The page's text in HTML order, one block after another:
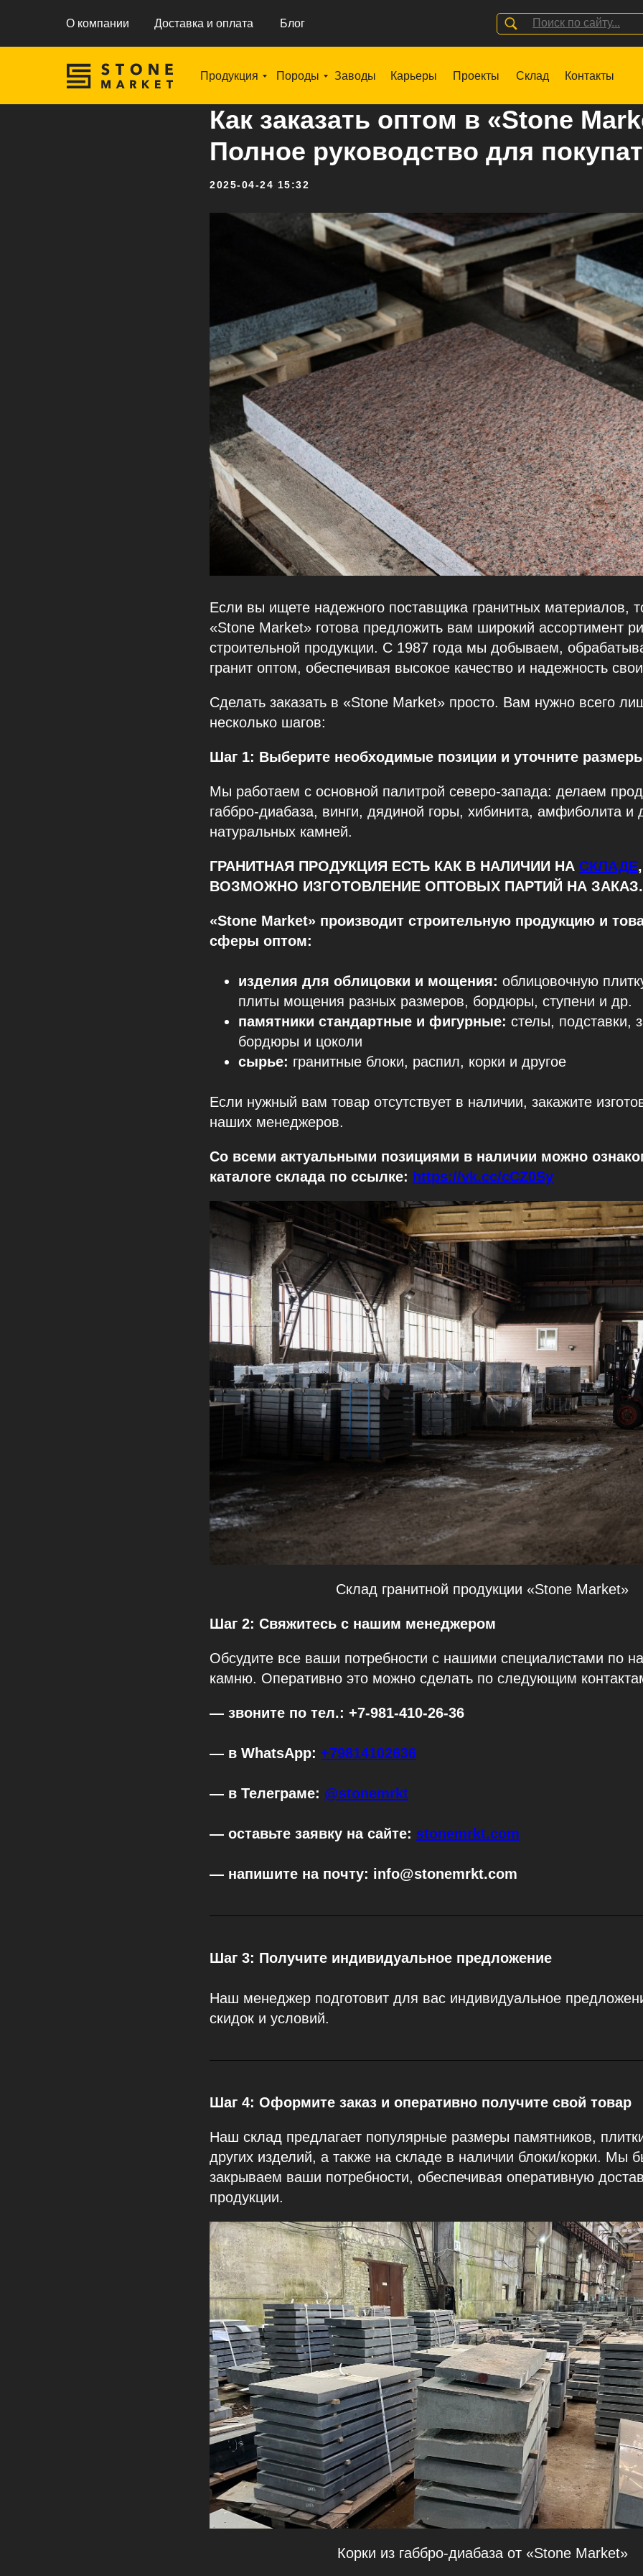
Продукция Породы Заводы Карьеры Склад
Проекты Контакты
Поиск по сайту...
О компании Доставка и оплата Блог
Как заказать оптом в «Stone
Полное руководство для
2025-04-24 15:32
Если вы ищете надежного поставщика гранитных материалов,
«Stone Market» готова предложить вам широкий ассортимент
строительной продукции. С 1987 года мы добываем,
гранит оптом, обеспечивая высокое качество и надежность
Сделать заказать в «Stone Market» просто. Вам нужно всего
несколько шагов:
Шаг 1: Выберите необходимые позиции и уточните
Мы работаем с основной палитрой северо-запада: делаем
габбро-диабаза, винги, дядиной горы, хибинита, амфиболита и
натуральных камней.
ГРАНИТНАЯ ПРОДУКЦИЯ ЕСТЬ КАК В НАЛИЧИИ НА СКЛАДЕ
ВОЗМОЖНО ИЗГОТОВЛЕНИЕ ОПТОВЫХ ПАРТИЙ НА ЗАКАЗ.
«Stone Market» производит строительную продукцию и
сферы оптом:
изделия для облицовки и мощения: облицовочную
плиты мощения разных размеров, бордюры, ступени и др.
памятники стандартные и фигурные: стелы, подставки,
бордюры и цоколи
сырье: гранитные блоки, распил, корки и другое
Если нужный вам товар отсутствует в наличии, закажите
наших менеджеров.
Со всеми актуальными позициями в наличии можно
каталоге склада по ссылке: https://vk.cc/cCZ0Sy
Склад гранитной продукции «Stone Market»
Шаг 2: Свяжитесь с нашим менеджером
Обсудите все ваши потребности с нашими специалистами по
камню. Оперативно это можно сделать по следующим
— звоните по тел.: +7-981-410-26-36
— в WhatsApp: +79814102636
— в Телеграме: @stonemrkt
— оставьте заявку на сайте: stonemrkt.com
— напишите на почту: info@stonemrkt.com
Шаг 3: Получите индивидуальное предложение
Наш менеджер подготовит для вас индивидуальное
скидок и условий.
Шаг 4: Оформите заказ и оперативно получите свой товар
Наш склад предлагает популярные размеры памятников,
других изделий, а также на складе в наличии блоки/корки. Мы
закрываем ваши потребности, обеспечивая оперативную
продукции.
Корки из габбро-диабаза от «Stone Market»